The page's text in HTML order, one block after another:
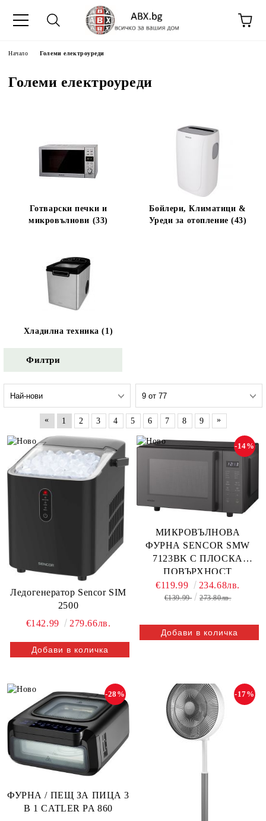
Начало Големи електроуреди
Големи електроуреди
Готварски печки и
микровълнови (33)
Бойлери, Климатици &
Уреди за отопление (43)
Хладилна техника (1)
Филтри
« 1 2 3 4 5 6 7 8 9 »
Ледогенератор Sencor SIM
2500
€142.99
279.66лв.
МИКРОВЪЛНОВА
ФУРНА SENCOR SMW
7123BK С ПЛОСКА
ПОВЪРХНОСТ
(FLATBED) И ГРИЛ
-14%
€119.99 234.68лв.
€139.99 273.80лв.
ФУРНА / ПЕЩ ЗА ПИЦА 3
В 1 CATLER PA 860
-28% -17%